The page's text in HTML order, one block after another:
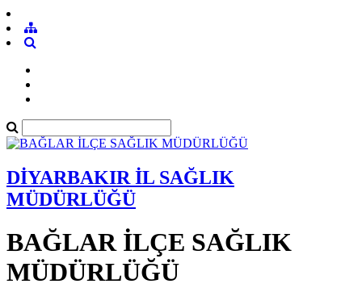
DİYARBAKIR İL SAĞLIK
MÜDÜRLÜĞÜ
BAĞLAR İLÇE SAĞLIK
MÜDÜRLÜĞÜ